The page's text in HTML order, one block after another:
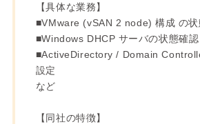
【具体な業務】
■VMware (vSAN 2 node) 構成 の状
■Windows DHCP サーバの状態確認
■ActiveDirectory / Domain
設定
など
【同社の特徴】